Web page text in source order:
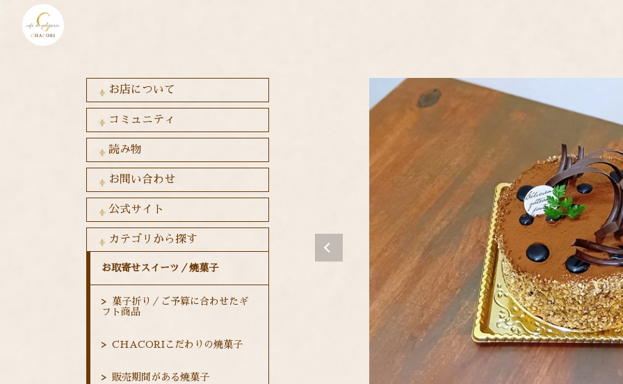
お店について
コミュニティ
読み物
お問い合わせ
公式サイト
カテゴリから探す
お取寄せスイーツ／焼菓子
菓子折り／ご予算に合わせたギ
フト商品
CHACORIこだわりの焼菓子
販売期間がある焼菓子